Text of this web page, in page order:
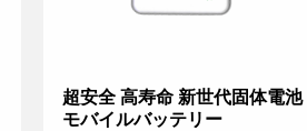
超安全 高寿命 新世代固体電池
モバイルバッテリー